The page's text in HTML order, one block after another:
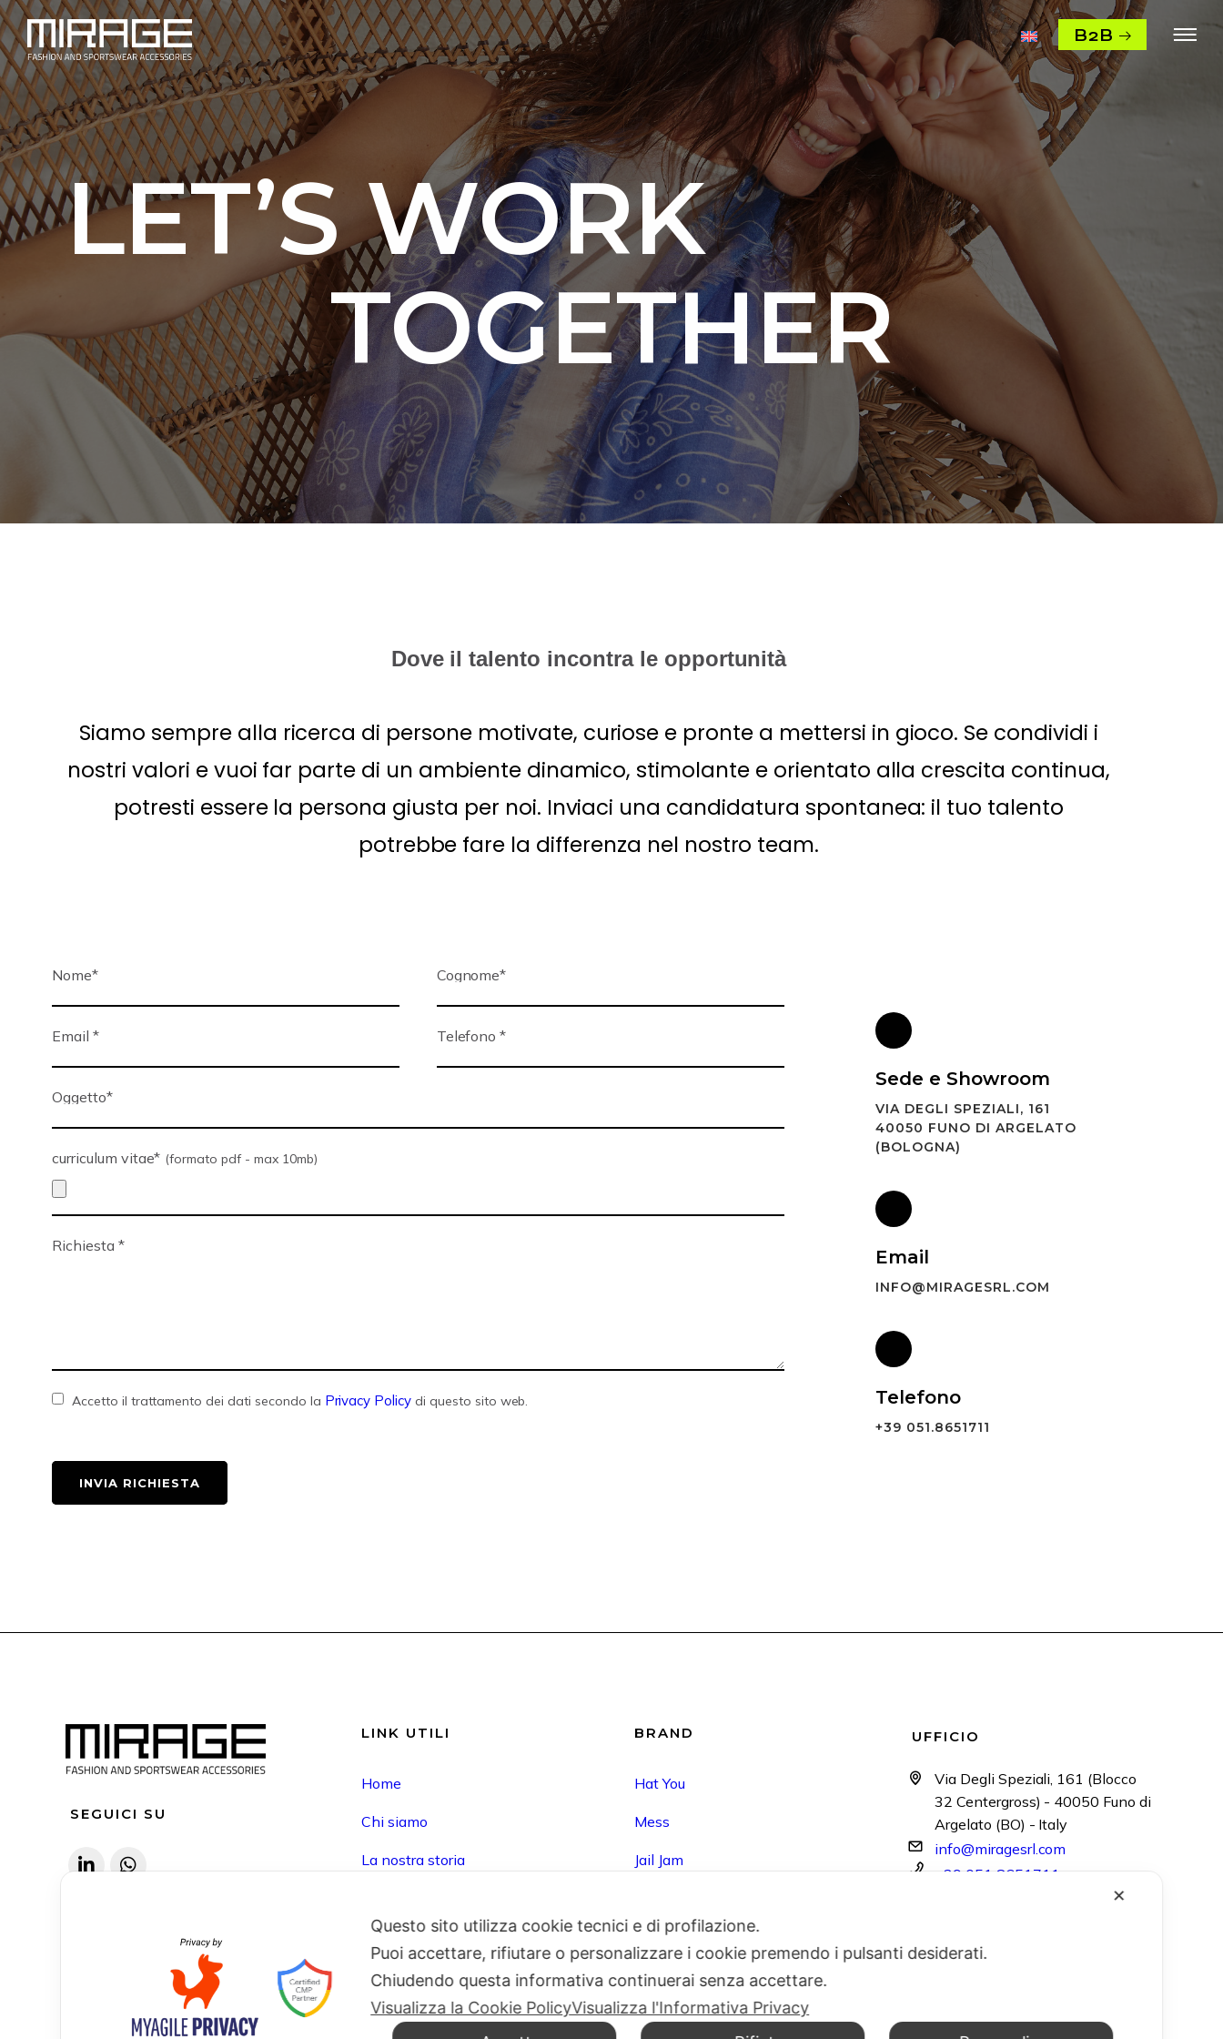
B2B
LET’S WORK
TOGETHER
Dove il talento incontra le opportunità
Siamo sempre alla ricerca di persone motivate, curiose e pronte a mettersi in gioco. Se condividi i
nostri valori e vuoi far parte di un ambiente dinamico, stimolante e orientato alla crescita continua,
potresti essere la persona giusta per noi. Inviaci una candidatura spontanea: il tuo talento
potrebbe fare la differenza nel nostro team.
Nome* Cognome*
Email * Telefono*
Oggetto*
curriculum vitae* (formato pdf - max 10mb)
Richiesta *
Accetto il trattamento dei dati secondo la Privacy Policy di questo sito web.
Sede e Showroom
VIA DEGLI SPEZIALI, 161
40050 FUNO DI ARGELATO
(BOLOGNA)
Email
INFO@MIRAGESRL.COM
Telefono
+39 051.8651711
SEGUICI SU
LINK UTILI
Home
Chi siamo
La nostra storia
Lavora con noi
Contatti
BRAND
Hat You
Mess
Jail Jam
Hat You Kids
UFFICIO
Via Degli Speziali, 161 (Blocco
32 Centergross) - 40050 Funo di
Argelato (BO) - Italy
info@miragesrl.com
+39 051 8651711
✕
Questo sito utilizza cookie tecnici e di profilazione.
Puoi accettare, rifiutare o personalizzare i cookie premendo i pulsanti desiderati.
Chiudendo questa informativa continuerai senza accettare.
Visualizza la Cookie PolicyVisualizza l'Informativa Privacy